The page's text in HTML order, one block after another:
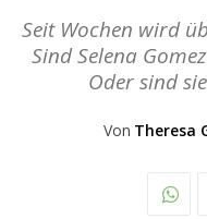
Seit Wochen wird
Sind Selena
Oder sind
Von Theresa